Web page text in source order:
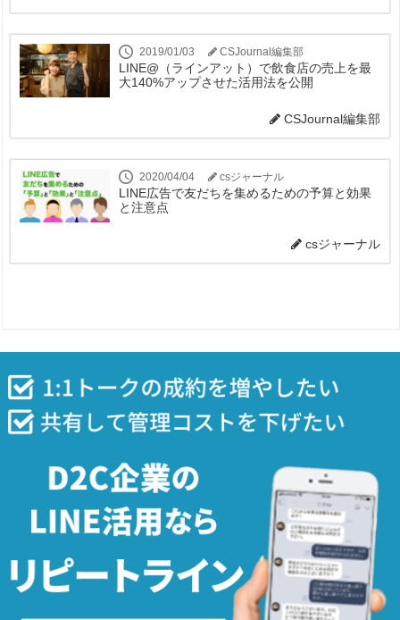
2019/01/03 CSJournal編集部
LINE@（ラインアット）で飲食店の売上を最
大140%アップさせた活用法を公開
CSJournal編集部
2020/04/04 csジャーナル
LINE広告で友だちを集めるための予算と効果
と注意点
csジャーナル